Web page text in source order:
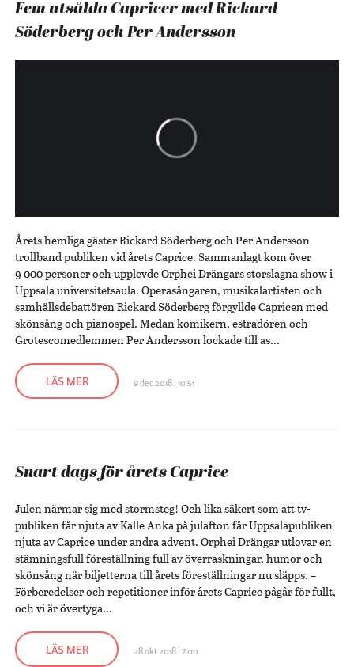
Fem utsålda Capricer med Rickard
Söderberg och Per Andersson
Årets hemliga gäster Rickard Söderberg och Per Andersson
trollband publiken vid årets Caprice. Sammanlagt kom över
9 000 personer och upplevde Orphei Drängars storslagna show i
Uppsala universitetsaula. Operasångaren, musikalartisten och
samhällsdebattören Rickard Söderberg förgyllde Capricen med
skönsång och pianospel. Medan komikern, estradören och
Grotescomedlemmen Per Andersson lockade till as...
LÄS MER 9 dec 2018 | 10:51
Snart dags för årets Caprice
Julen närmar sig med stormsteg! Och lika säkert som att tv-
publiken får njuta av Kalle Anka på julafton får Uppsalapubliken
njuta av Caprice under andra advent. Orphei Drängar utlovar en
stämningsfull föreställning full av överraskningar, humor och
skönsång när biljetterna till årets föreställningar nu släpps. –
Förberedelser och repetitioner inför årets Caprice pågår för fullt,
och vi är övertyga...
LÄS MER 28 okt 2018 | 7:00